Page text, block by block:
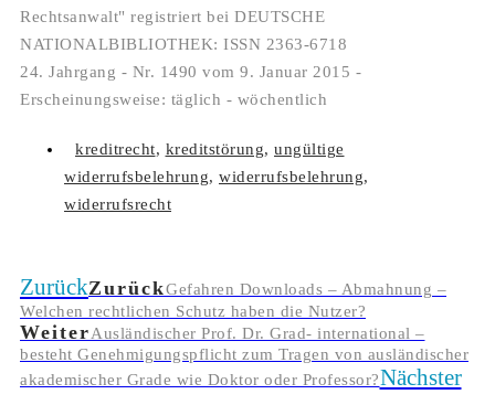
Rechtsanwalt" registriert bei DEUTSCHE
NATIONALBIBLIOTHEK: ISSN 2363-6718
24. Jahrgang - Nr. 1490 vom 9. Januar 2015 -
Erscheinungsweise: täglich - wöchentlich
kreditrecht, kreditstörung, ungültige
widerrufsbelehrung, widerrufsbelehrung,
widerrufsrecht
ZurückZurückGefahren Downloads – Abmahnung –
Welchen rechtlichen Schutz haben die Nutzer?
WeiterAusländischer Prof. Dr. Grad- international –
besteht Genehmigungspflicht zum Tragen von ausländischer
akademischer Grade wie Doktor oder Professor?Nächster